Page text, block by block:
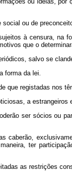
ou de
à censura, na
que o
salvo se
forma da lei.
registadas nos
a estrangeiros
ser sócios ou
ter
as restrições